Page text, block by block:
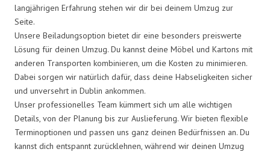
langjährigen Erfahrung stehen wir dir bei deinem Umzug zur
Seite.
Unsere Beiladungsoption bietet dir eine besonders preiswerte
Lösung für deinen Umzug. Du kannst deine Möbel und Kartons mit
anderen Transporten kombinieren, um die Kosten zu minimieren.
Dabei sorgen wir natürlich dafür, dass deine Habseligkeiten sicher
und unversehrt in Dublin ankommen.
Unser professionelles Team kümmert sich um alle wichtigen
Details, von der Planung bis zur Auslieferung. Wir bieten flexible
Terminoptionen und passen uns ganz deinen Bedürfnissen an. Du
kannst dich entspannt zurücklehnen, während wir deinen Umzug